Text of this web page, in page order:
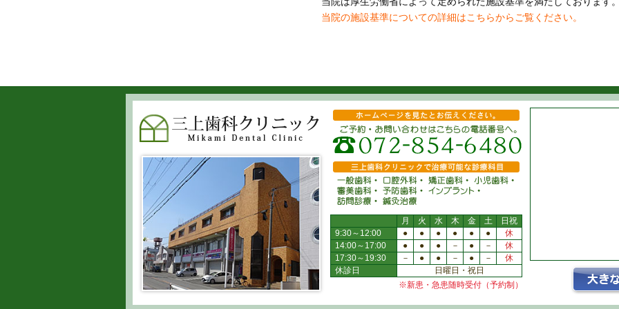
当院の施設基準についての詳細はこちらからご覧ください。
月 火 水 木 金 土
日祝
9:30～12:00
● ● ● ● ● ●
休
14:00～17:00
● ● ● － ● －
休
17:30～19:30
－ ● ● － ● －
休
休診日
日曜日・祝日
※新患・急患随時受付（予約制）